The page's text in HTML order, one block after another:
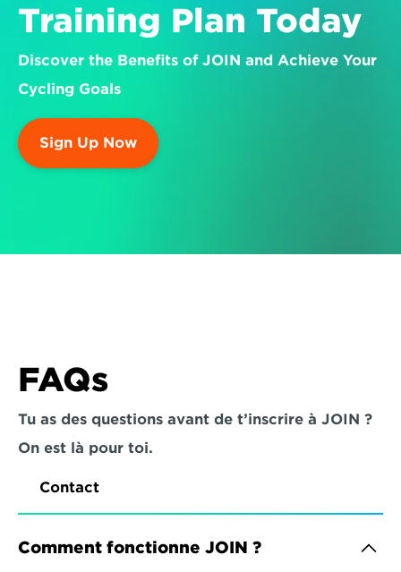
Training Plan Today
Discover the Benefits of JOIN and Achieve Your
Cycling Goals
Sign Up Now
FAQs
Tu as des questions avant de t’inscrire à JOIN ?
On est là pour toi.
Contact
Comment fonctionne JOIN ?